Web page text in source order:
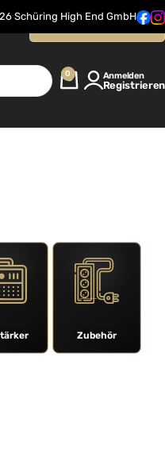
Schüring High End GmbH
0 Anmelden
Registrieren
Kontaktanfrage
Zubehör